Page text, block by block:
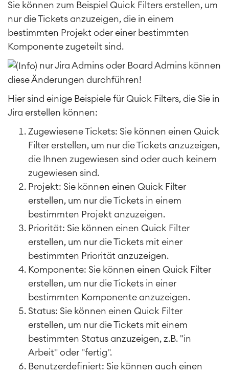
Sie können zum Beispiel Quick Filters erstellen, um
nur die Tickets anzuzeigen, die in einem
bestimmten Projekt oder einer bestimmten
Komponente zugeteilt sind.
nur Jira Admins oder Board Admins können
diese Änderungen durchführen!
Hier sind einige Beispiele für Quick Filters, die Sie in
Jira erstellen können:
Zugewiesene Tickets: Sie können einen Quick
Filter erstellen, um nur die Tickets anzuzeigen,
die Ihnen zugewiesen sind oder auch keinem
zugewiesen sind.
Projekt: Sie können einen Quick Filter
erstellen, um nur die Tickets in einem
bestimmten Projekt anzuzeigen.
Priorität: Sie können einen Quick Filter
erstellen, um nur die Tickets mit einer
bestimmten Priorität anzuzeigen.
Komponente: Sie können einen Quick Filter
erstellen, um nur die Tickets in einer
bestimmten Komponente anzuzeigen.
Status: Sie können einen Quick Filter
erstellen, um nur die Tickets mit einem
bestimmten Status anzuzeigen, z.B. "in
Arbeit" oder "fertig".
Benutzerdefiniert: Sie können auch einen